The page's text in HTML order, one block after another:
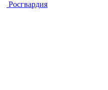
Росгвардия